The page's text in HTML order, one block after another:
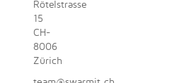
Rötelstrasse
15
CH-
8006
Zürich